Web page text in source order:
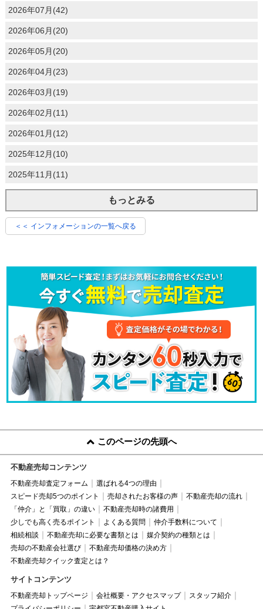
2026年07月(42)
2026年06月(20)
2026年05月(20)
2026年04月(23)
2026年03月(19)
2026年02月(11)
2026年01月(12)
2025年12月(10)
2025年11月(11)
もっとみる
＜＜ インフォメーションの一覧へ戻る
このページの先頭へ
不動産売却コンテンツ
不動産売却査定フォーム
選ばれる4つの理由
スピード売却5つのポイント
売却されたお客様の声
不動産売却の流れ
「仲介」と「買取」の違い
不動産売却時の諸費用
少しでも高く売るポイント
よくある質問
仲介手数料について
相続相談
不動産売却に必要な書類とは
媒介契約の種類とは
売却の不動産会社選び
不動産売却価格の決め方
不動産売却クイック査定とは？
サイトコンテンツ
不動産売却トップページ 会社概要・アクセスマップ
スタッフ紹介